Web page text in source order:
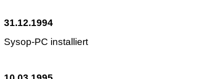
31.12.1994
Sysop-PC installiert